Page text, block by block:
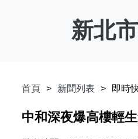
新北
首頁 新聞列表 即時
中和深夜爆高樓輕